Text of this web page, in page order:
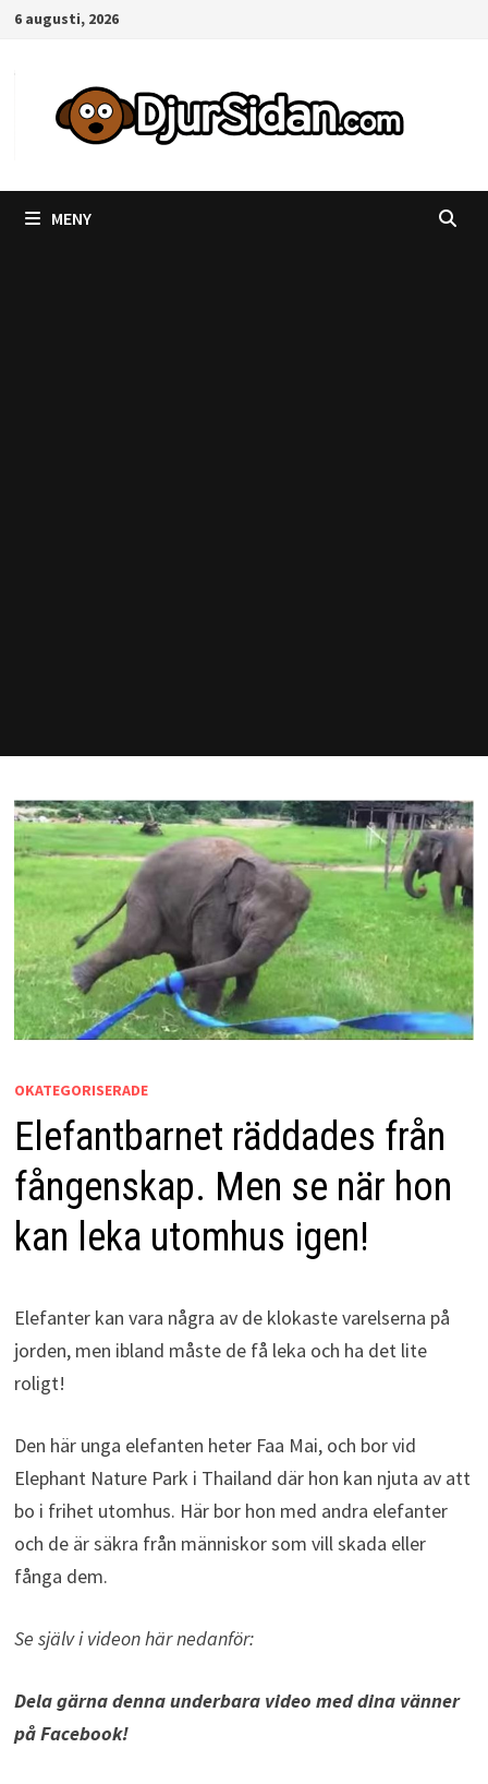
Hoppa
innehåll
6 augusti, 2026
MENY
OKATEGORISERADE
Elefantbarnet räddades från
fångenskap. Men se när hon
kan leka utomhus igen!
Elefanter kan vara några av de klokaste varelserna på
jorden, men ibland måste de få leka och ha det lite
roligt!
Den här unga elefanten heter Faa Mai, och bor vid
Elephant Nature Park i Thailand där hon kan njuta av att
bo i frihet utomhus. Här bor hon med andra elefanter
och de är säkra från människor som vill skada eller
fånga dem.
Se själv i videon här nedanför:
Dela gärna denna underbara video med dina vänner
på Facebook!